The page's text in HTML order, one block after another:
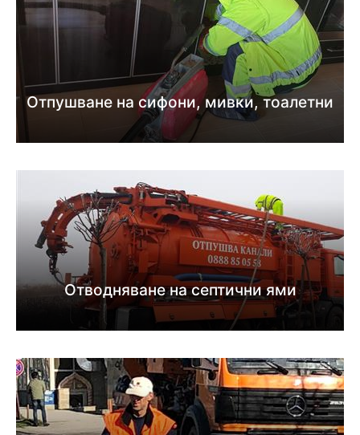
Отпушване на сифони, мивки, тоалетни
Отводняване на септични ями